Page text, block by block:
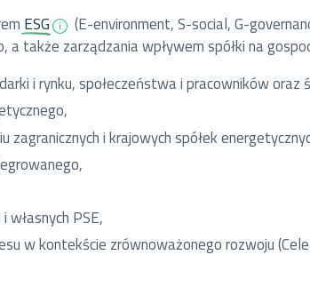
ESG
(E-environment, S-social, G-
także zarządzania wpływem spółki na
i rynku, społeczeństwa i pracowników
i krajowych spółek
PSE,
w kontekście zrównoważonego rozwoju